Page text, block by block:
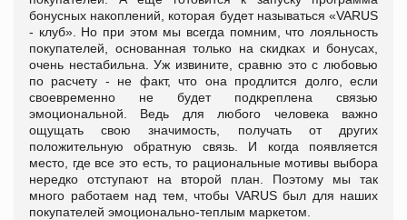
бонусных накоплений, которая будет называться «VARUS
- клуб». Но при этом мы всегда помним, что лояльность
покупателей, основанная только на скидках и бонусах,
очень нестабильна. Уж извините, сравню это с любовью
по расчету - не факт, что она продлится долго, если
своевременно не будет подкреплена связью
эмоциональной. Ведь для любого человека важно
ощущать свою значимость, получать от других
положительную обратную связь. И когда появляется
место, где все это есть, то рациональные мотивы выбора
нередко отступают на второй план. Поэтому мы так
много работаем над тем, чтобы VARUS был для наших
покупателей эмоционально-теплым маркетом.